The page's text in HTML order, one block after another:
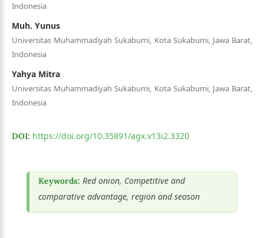
Indonesia
Muh. Yunus
Universitas Muhammadiyah Sukabumi, Kota Sukabumi, Jawa Barat,
Indonesia
Yahya Mitra
Universitas Muhammadiyah Sukabumi, Kota Sukabumi, Jawa Barat,
Indonesia
DOI: https://doi.org/10.35891/agx.v13i2.3320
Keywords: Red onion, Competitive and
comparative advantage, region and season